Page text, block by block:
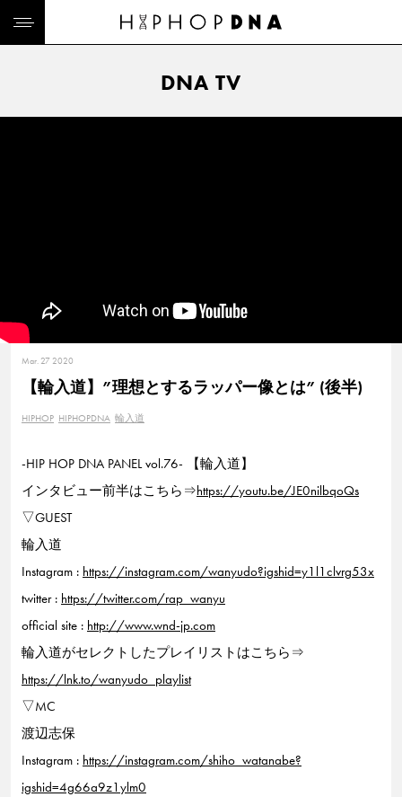
DNA TV
Mar. 27 2020
【輪入道】”理想とするラッパー像とは” (後半)
HIPHOP HIPHOPDNA 輪入道
-HIP HOP DNA PANEL vol.76- 【輪入道】
インタビュー前半はこちら⇒https://youtu.be/JE0nilbqoQs
▽GUEST
輪入道
Instagram : https://instagram.com/wanyudo?igshid=y1l1clvrg53x
twitter : https://twitter.com/rap_wanyu
official site : http://www.wnd-jp.com
輪入道がセレクトしたプレイリストはこちら⇒
https://lnk.to/wanyudo_playlist
▽MC
渡辺志保
Instagram : https://instagram.com/shiho_watanabe?
igshid=4g66a9z1ylm0